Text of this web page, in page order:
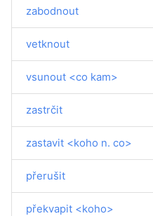
zabodnout
vetknout
vsunout <co kam>
zastrčit
zastavit <koho n. co>
přerušit
překvapit <koho>